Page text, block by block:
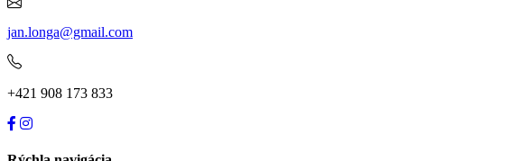
jan.longa@gmail.com
+421 908 173 833